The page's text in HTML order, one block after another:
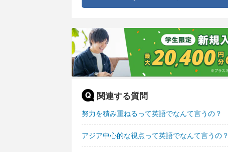
関連する質問
努力を積み重ねるって英語でなんて言うの？
アジア中心的な視点って英語でなんて言うの？